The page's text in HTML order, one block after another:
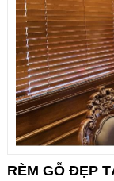
RÈM GỖ ĐẸP